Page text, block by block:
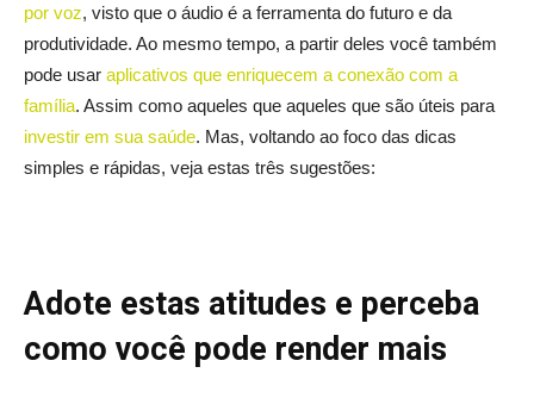
por voz, visto que o áudio é a ferramenta do futuro e da
produtividade. Ao mesmo tempo, a partir deles você também
pode usar aplicativos que enriquecem a conexão com a
família. Assim como aqueles que aqueles que são úteis para
investir em sua saúde. Mas, voltando ao foco das dicas
simples e rápidas, veja estas três sugestões:
Adote estas atitudes e perceba
como você pode render mais